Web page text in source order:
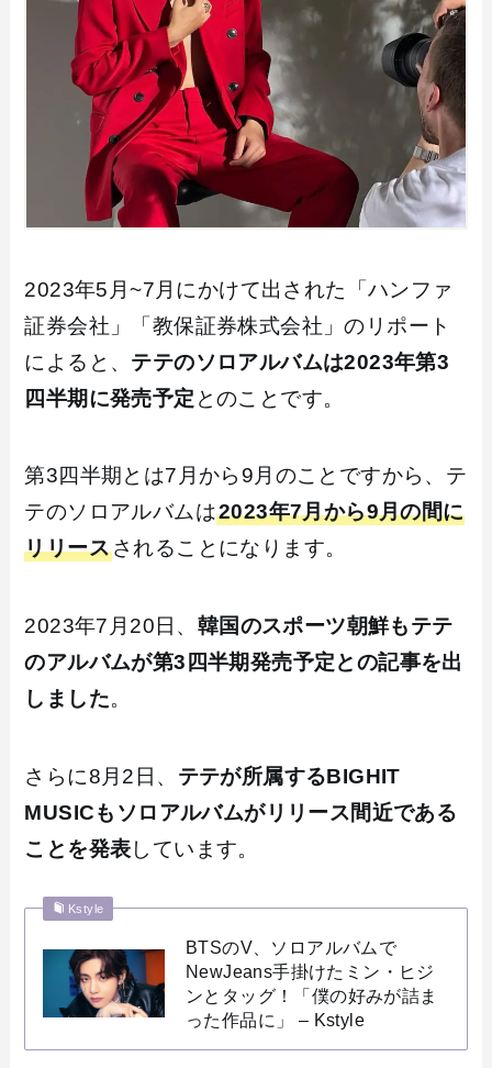
2023年5月~7月にかけて出された「ハンファ
証券会社」「教保証券株式会社」のリポート
によると、 テテのソロアルバムは2023年第3
四半期に発売予定 とのことです。
第3四半期とは7月から9月のことですから、テ
テのソロアルバムは2023年7月から9月の間に
リリースされることになります。
2023年7月20日、 韓国のスポーツ朝鮮もテテ
のアルバムが第3四半期発売予定との記事を出
しました。
さらに8月2日、 テテが所属するBIGHIT
MUSICもソロアルバムがリリース間近である
ことを発表しています。
Kstyle
BTSのV、ソロアルバムで
NewJeans手掛けたミン・ヒジ
ンとタッグ！「僕の好みが詰ま
った作品に」 – Kstyle